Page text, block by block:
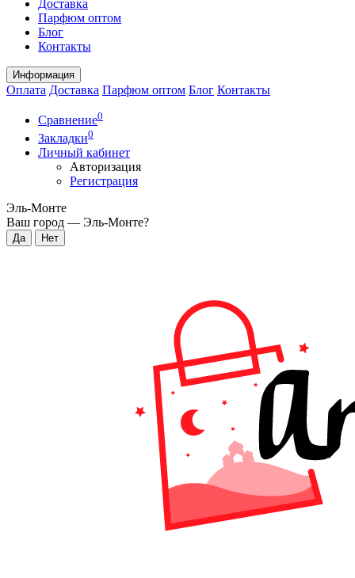
Доставка
Парфюм оптом
Блог
Контакты
Информация
Оплата Доставка Парфюм оптом Блог Контакты
Сравнение0
Закладки0
Личный кабинет
Авторизация
Регистрация
Эль-Монте
Ваш город — Эль-Монте?